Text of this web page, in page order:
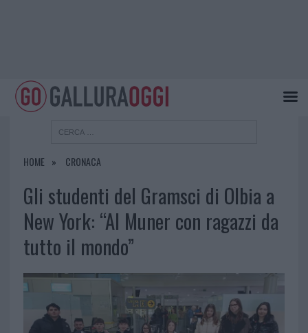
HOME CRONACA
Gli studenti del Gramsci di Olbia a
New York: “Al Muner con ragazzi da
tutto il mondo”